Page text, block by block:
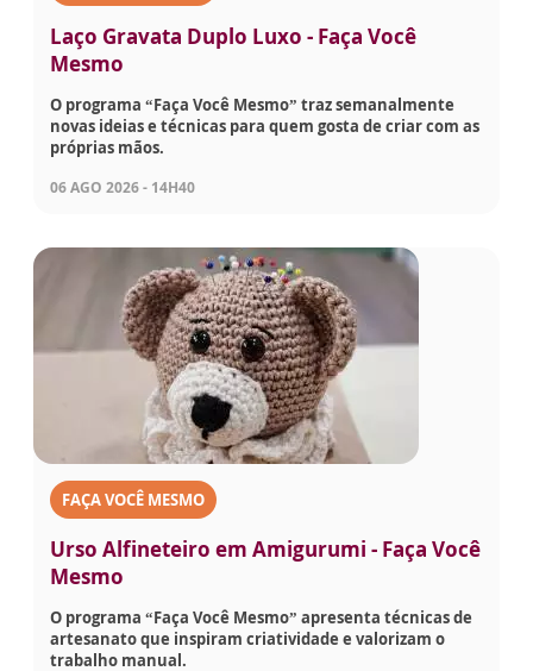
Laço Gravata Duplo Luxo - Faça Você
Mesmo
O programa “Faça Você Mesmo” traz semanalmente
novas ideias e técnicas para quem gosta de criar com as
próprias mãos.
06 AGO 2026 - 14H40
FAÇA VOCÊ MESMO
Urso Alfineteiro em Amigurumi - Faça Você
Mesmo
O programa “Faça Você Mesmo” apresenta técnicas de
artesanato que inspiram criatividade e valorizam o
trabalho manual.